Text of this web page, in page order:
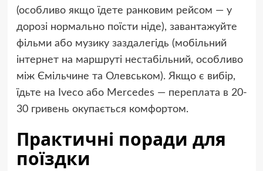
(особливо якщо їдете ранковим рейсом — у
дорозі нормально поїсти ніде), завантажуйте
фільми або музику заздалегідь (мобільний
інтернет на маршруті нестабільний, особливо
між Ємільчине та Олевськом). Якщо є вибір,
їдьте на Iveco або Mercedes — переплата в 20-
30 гривень окупається комфортом.
Практичні поради для
поїздки